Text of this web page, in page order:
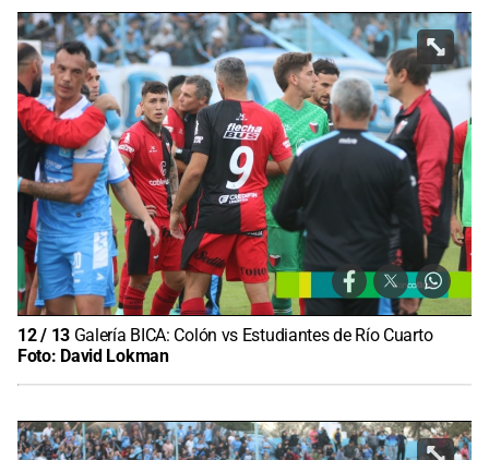
12/ 13 Galería BICA: Colón vs Estudiantes de Río Cuarto
Foto: David Lokman